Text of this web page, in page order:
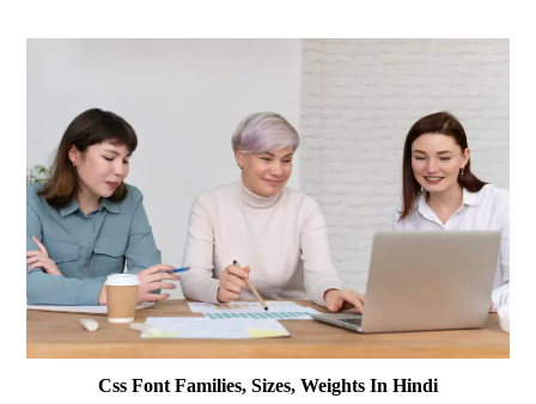
Css Font Families, Sizes, Weights In Hindi